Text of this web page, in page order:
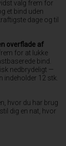
valg frem for
et bind uden
dage og til
overflade af
for at lukke
bind.
nedbrydeligt —
indeholder 12 stk.
hvor du har brug
dig en nat, hvor